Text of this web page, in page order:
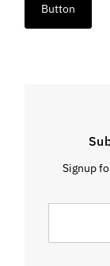
Button
Signup
de